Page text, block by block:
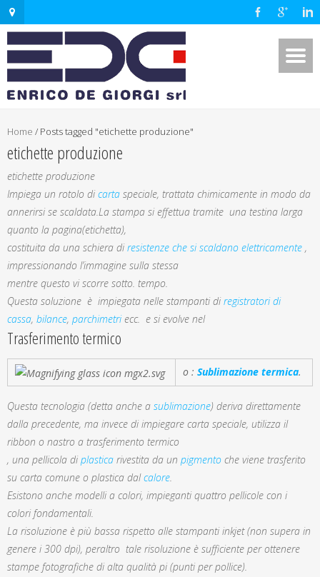
Home / Posts tagged "etichette produzione"
etichette produzione
etichette produzione
Impiega un rotolo di carta speciale, trattata chimicamente in modo da
annerirsi se scaldata.La stampa si effettua tramite una testina larga
quanto la pagina(etichetta),
costituita da una schiera di resistenze che si scaldano elettricamente ,
impressionando l’immagine sulla stessa
mentre questo vi scorre sotto. tempo.
Questa soluzione è impiegata nelle stampanti di registratori di
cassa, bilance, parchimetriecc. e si evolve nel
Trasferimento termico
o : Sublimazione termica.
Questa tecnologia (detta anche a sublimazione) deriva direttamente
dalla precedente, ma invece di impiegare carta speciale, utilizza il
ribbon o nastro a trasferimento termico
, una pellicola di plastica rivestita da un pigmento che viene trasferito
su carta comune o plastica dalcalore.
Esistono anche modelli a colori, impieganti quattro pellicole con i
colori fondamentali.
La risoluzione è più bassa rispetto alle stampanti inkjet (non supera in
genere i 300 dpi), peraltro tale risoluzione è sufficiente per ottenere
stampe fotografiche di alta qualità pi (punti per pollice).